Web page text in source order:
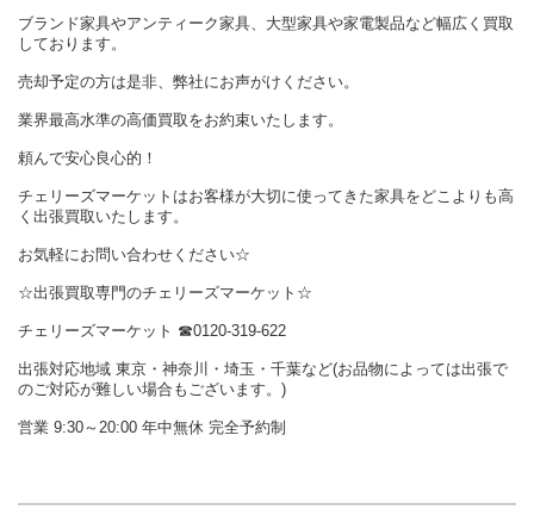
ブランド家具やアンティーク家具、大型家具や家電製品など幅広く買取
しております。
売却予定の方は是非、弊社にお声がけください。
業界最高水準の高価買取をお約束いたします。
頼んで安心良心的！
チェリーズマーケットはお客様が大切に使ってきた家具をどこよりも高
く出張買取いたします。
お気軽にお問い合わせください☆
☆出張買取専門のチェリーズマーケット☆
チェリーズマーケット ☎︎0120-319-622
出張対応地域 東京・神奈川・埼玉・千葉など(お品物によっては出張で
のご対応が難しい場合もございます。)
営業 9:30～20:00 年中無休 完全予約制